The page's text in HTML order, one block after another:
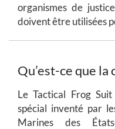
organismes de
doivent être utilisées
Le Tactical Frog
spécial inventé par
Marines des